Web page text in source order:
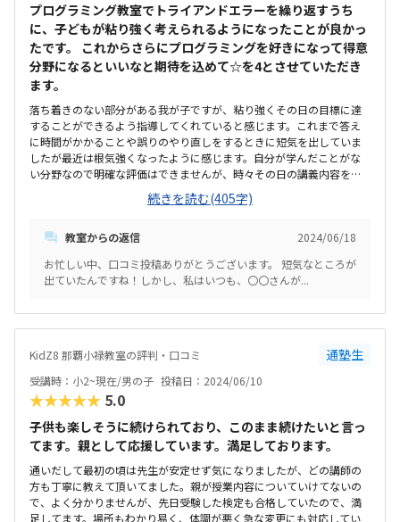
プログラミング教室でトライアンドエラーを繰り返すうち
に、子どもが粘り強く考えられるようになったことが良かっ
たです。 これからさらにプログラミングを好きになって得意
分野になるといいなと期待を込めて☆を4とさせていただき
ます。
落ち着きのない部分がある我が子ですが、粘り強くその日の目標に達
することができるよう指導してくれていると感じます。これまで答え
に時間がかかることや誤りのやり直しをするときに短気を出していま
したが最近は根気強くなったように感じます。自分が学んだことがな
い分野なので明確な評価はできませんが、時々その日の講義内容を覗
くと少しずつレベルアップしていることがわかります。掛け持ちの習
い事のために時間調整をしていただくことがあるのですが、可能な範
ッスンに集中しやすい雰囲気だと思います。設備も新しく、特段マイ
が、いくつかの教室と比較する際に代表の方とお話ししてこの教室に
決めたので気になりません。レッスンの時間の振替の際、空いている
ん。
続きを読む(405字)
教室からの返信
2024/06/18
お忙しい中、口コミ投稿ありがとうございます。 短気なところが
出ていたんですね！しかし、私はいつも、〇〇さんが...
KidZ8 那覇小禄教室の評判・口コミ 通塾生
受講時：小2~現在/男の子 投稿日：2024/06/10
★★★★★ 5.0
子供も楽しそうに続けられており、このまま続けたいと言っ
てます。親として応援しています。満足しております。
通いだして最初の頃は先生が安定せず気になりましたが、どの講師の
方も丁寧に教えて頂いてました。親が授業内容についていけてないの
で、よく分かりませんが、先日受験した検定も合格していたので、満
足してます。場所もわかり易く、体調が悪く急な変更にも対応してい